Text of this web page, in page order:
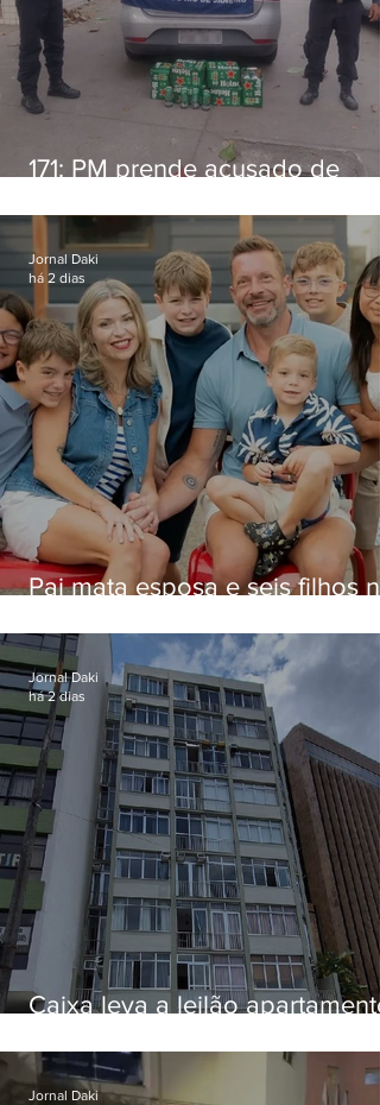
171: PM prende acusado de
Niterói
Pai mata esposa e seis filhos
Jornal Daki
há 2 dias
Caixa leva a leilão apartamento
Botafogo
Jornal Daki
há 2 dias
Jornal Daki